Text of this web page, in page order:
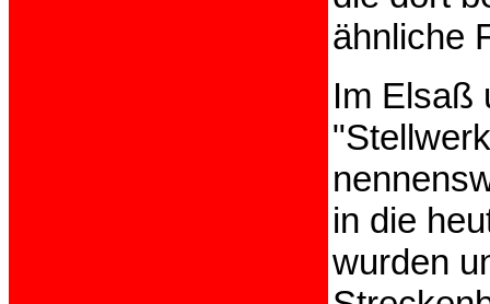
ähnliche
Im Elsaß
in die
wurden